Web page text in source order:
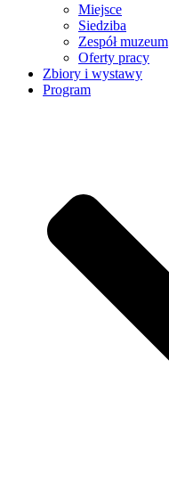
Miejsce
Siedziba
Zespół muzeum
Oferty pracy
Zbiory i wystawy
Program